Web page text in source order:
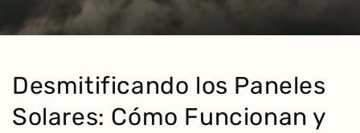
Desmitificando los Paneles
Solares: Cómo Funcionan y